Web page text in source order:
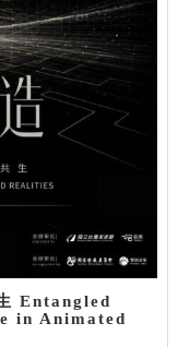
Entangled
in Animated